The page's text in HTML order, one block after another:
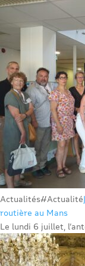
Actualités#Actualité
routière au Mans
Le lundi 6 juillet,